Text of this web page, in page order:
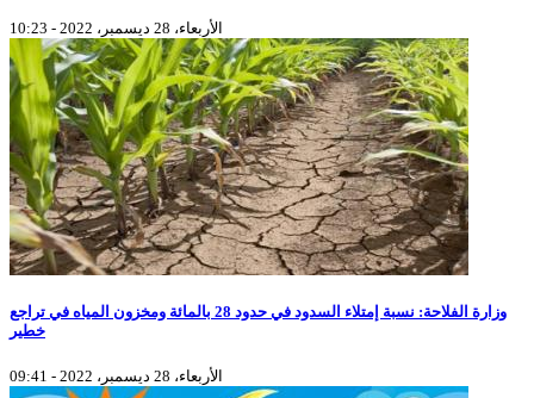
الأربعاء، 28 ديسمبر، 2022 - 10:23
وزارة الفلاحة: نسبة إمتلاء السدود في حدود 28 بالمائة ومخزون المياه في تراجع
خطير
الأربعاء، 28 ديسمبر، 2022 - 09:41